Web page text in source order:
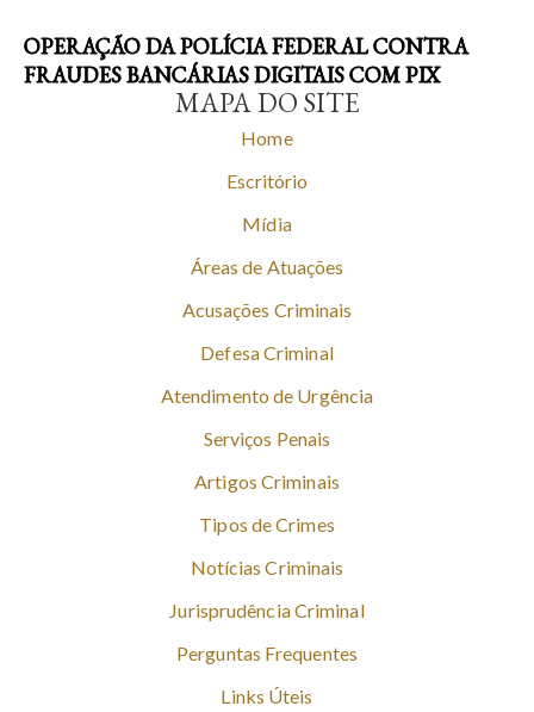
OPERAÇÃO DA POLÍCIA FEDERAL CONTRA
FRAUDES BANCÁRIAS DIGITAIS COM PIX
MAPA DO SITE
Home
Escritório
Mídia
Áreas de Atuações
Acusações Criminais
Defesa Criminal
Atendimento de Urgência
Serviços Penais
Artigos Criminais
Tipos de Crimes
Notícias Criminais
Jurisprudência Criminal
Perguntas Frequentes
Links Úteis